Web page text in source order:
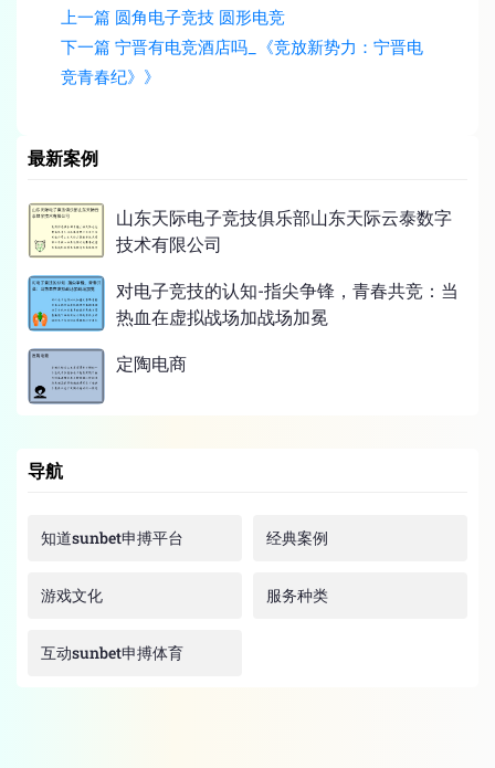
上一篇 圆角电子竞技 圆形电竞
下一篇 宁晋有电竞酒店吗_《竞放新势力：宁晋电
竞青春纪》》
最新案例
山东天际电子竞技俱乐部山东天际云泰数字
技术有限公司
对电子竞技的认知-指尖争锋，青春共竞：当
热血在虚拟战场加战场加冕
定陶电商
导航
知道sunbet申搏平台 经典案例
游戏文化 服务种类
互动sunbet申搏体育